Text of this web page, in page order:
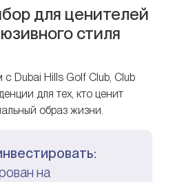
для ценителей
стиля
Dubai Hills Golf Club, Club
для тех, кто ценит
образ жизни.
на